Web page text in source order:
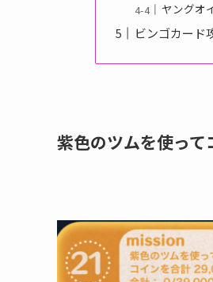
ヤングオ
ビンゴカード
紫色のツムを使っ